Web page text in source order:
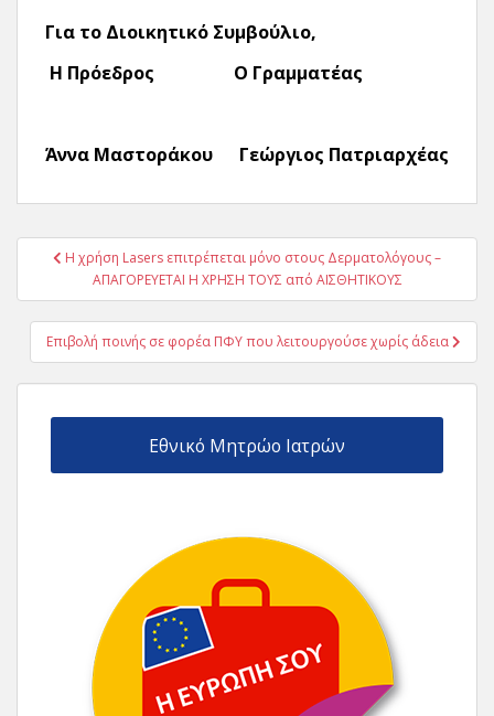
Για το Διοικητικό Συμβούλιο,
Η Πρόεδρος Ο Γραμματέας
Άννα Μαστοράκου Γεώργιος Πατριαρχέας
Πλοήγηση
άρθρων
Η χρήση Lasers επιτρέπεται μόνο στους Δερματολόγους –
ΑΠΑΓΟΡΕΥΕΤΑΙ Η ΧΡΗΣΗ ΤΟΥΣ από ΑΙΣΘΗΤΙΚΟΥΣ
Επιβολή ποινής σε φορέα ΠΦΥ που λειτουργούσε χωρίς άδεια
Εθνικό Μητρώο Ιατρών